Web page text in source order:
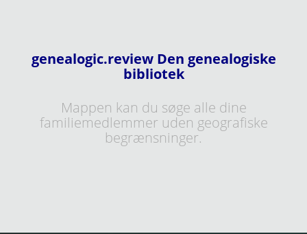
genealogic.review Den genealogiske
bibliotek
Mappen kan du søge alle dine
familiemedlemmer uden geografiske
begrænsninger.